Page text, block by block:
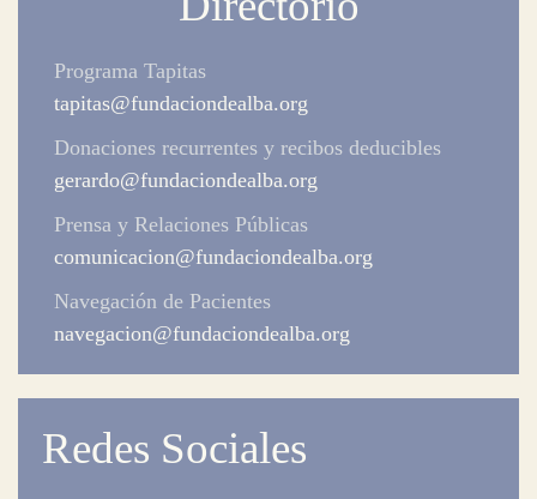
Programa Tapitas
tapitas@fundaciondealba.org
Donaciones recurrentes y recibos deducibles
gerardo@fundaciondealba.org
Prensa y Relaciones Públicas
comunicacion@fundaciondealba.org
Navegación de Pacientes
navegacion@fundaciondealba.org
Redes Sociales